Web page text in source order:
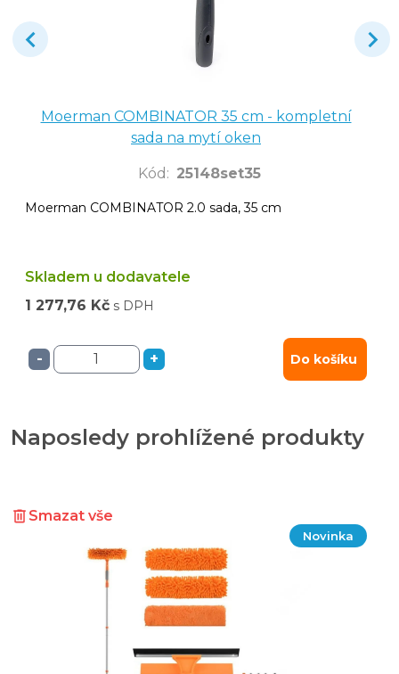
Moerman COMBINATOR 35 cm - kompletní
sada na mytí oken
Kód : 25148set35
Moerman COMBINATOR 2.0 sada, 35 cm
Skladem u dodavatele
1 277,76 Kč s DPH
- + Do košíku
Naposledy prohlížené produkty
Smazat vše
Novinka